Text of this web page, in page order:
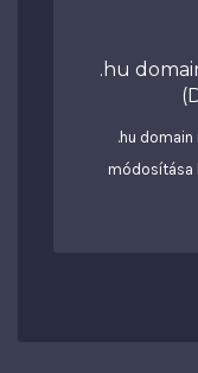
.hu
.hu
módosítása